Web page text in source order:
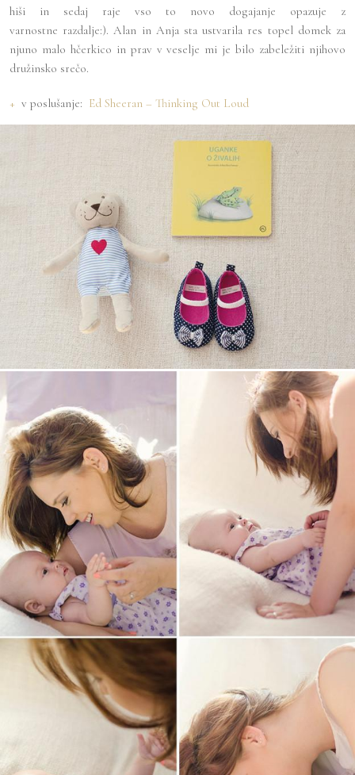
hiši in sedaj raje vso to novo dogajanje opazuje z
varnostne razdalje:). Alan in Anja sta ustvarila res topel domek za
njuno malo hčerkico in prav v veselje mi je bilo zabeležiti njihovo
družinsko srečo.
+ v poslušanje: Ed Sheeran – Thinking Out Loud